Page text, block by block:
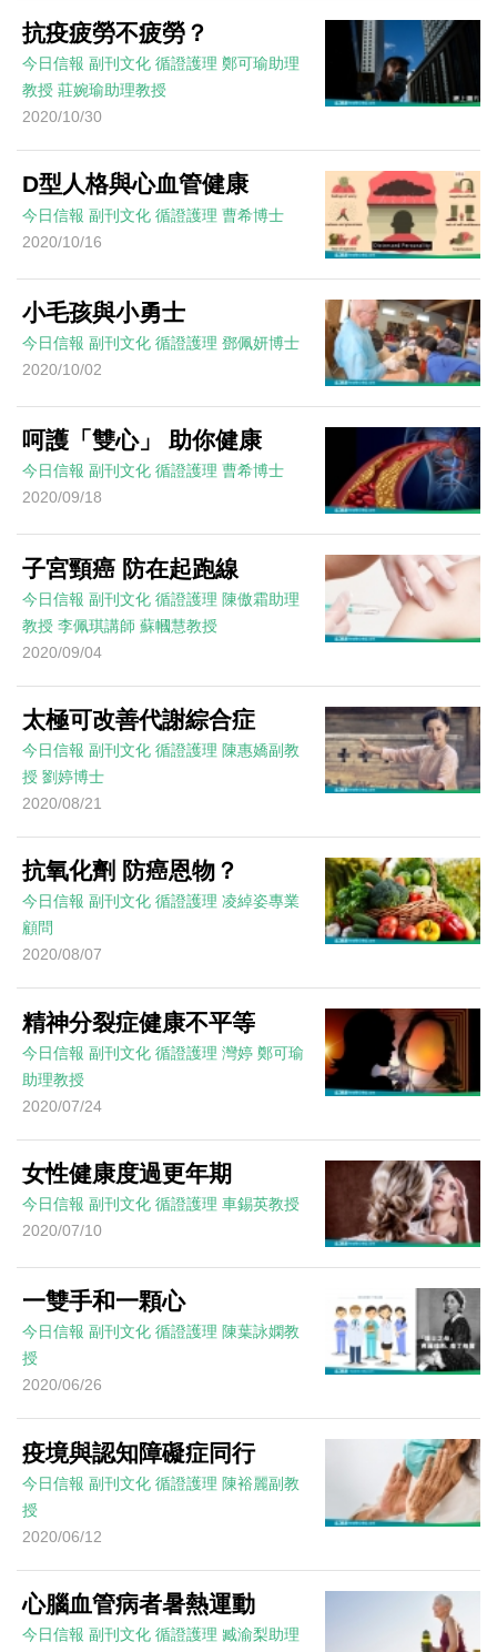
抗疫疲勞不疲勞？
今日信報 副刊文化 循證護理 鄭可瑜助理
教授 莊婉瑜助理教授
2020/10/30
D型人格與心血管健康
今日信報 副刊文化 循證護理 曹希博士
2020/10/16
小毛孩與小勇士
今日信報 副刊文化 循證護理 鄧佩妍博士
2020/10/02
呵護「雙心」 助你健康
今日信報 副刊文化 循證護理 曹希博士
2020/09/18
子宮頸癌 防在起跑線
今日信報 副刊文化 循證護理 陳傲霜助理
教授 李佩琪講師 蘇幗慧教授
2020/09/04
太極可改善代謝綜合症
今日信報 副刊文化 循證護理 陳惠嬌副教
授 劉婷博士
2020/08/21
抗氧化劑 防癌恩物？
今日信報 副刊文化 循證護理 凌綽姿專業
顧問
2020/08/07
精神分裂症健康不平等
今日信報 副刊文化 循證護理 灣婷 鄭可瑜
助理教授
2020/07/24
女性健康度過更年期
今日信報 副刊文化 循證護理 車錫英教授
2020/07/10
一雙手和一顆心
今日信報 副刊文化 循證護理 陳葉詠嫻教
授
2020/06/26
疫境與認知障礙症同行
今日信報 副刊文化 循證護理 陳裕麗副教
授
2020/06/12
心腦血管病者暑熱運動
今日信報 副刊文化 循證護理 臧渝梨助理